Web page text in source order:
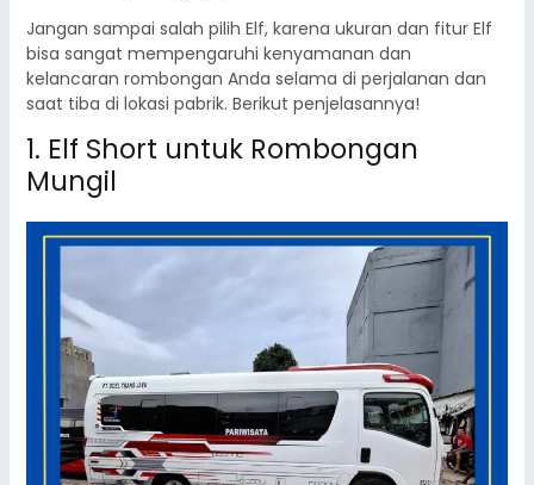
Jangan sampai salah pilih Elf, karena ukuran dan fitur Elf
bisa sangat mempengaruhi kenyamanan dan
kelancaran rombongan Anda selama di perjalanan dan
saat tiba di lokasi pabrik. Berikut penjelasannya!
1. Elf Short untuk Rombongan
Mungil